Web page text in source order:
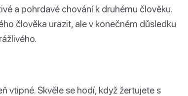
a pohrdavé chování k druhému člověku.
člověka urazit, ale v konečném důsledku
vtipné. Skvěle se hodí, když žertujete s